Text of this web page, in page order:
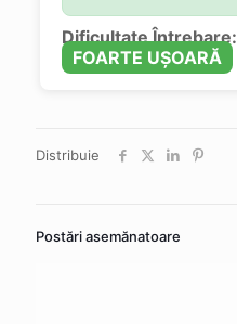
Dificultate Întrebare:
FOARTE UȘOARĂ
Distribuie
Postări asemănatoare